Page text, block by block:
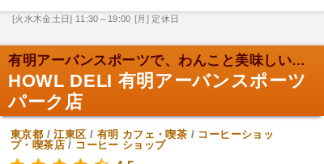
[火水木金土日] 11:30～19:00 [月] 定休日
有明アーバンスポーツで、わんこと美味しいお弁当！
HOWL DELI 有明アーバンスポーツ
パーク店
東京都 /江東区 / 有明 カフェ・喫茶 / コーヒーショッ
プ・喫茶店/ コーヒー ショップ